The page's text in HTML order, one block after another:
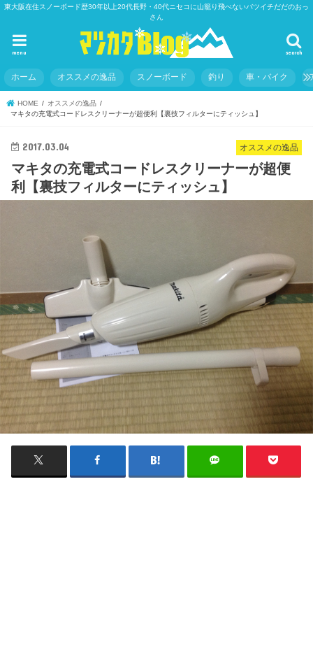
東大阪在住スノーボード歴30年以上20代長野・40代ニセコに山籠り飛べないバツイチだだのおっ
さん
search
menu
ホーム オススメの逸品 スノーボード 釣り 車・バイク
HOME
オススメの逸品
マキタの充電式コードレスクリーナーが超便利【裏技フィルターにティッシュ】
オススメの逸品
2017.03.04
マキタの充電式コードレスクリーナーが超便
利【裏技フィルターにティッシュ】